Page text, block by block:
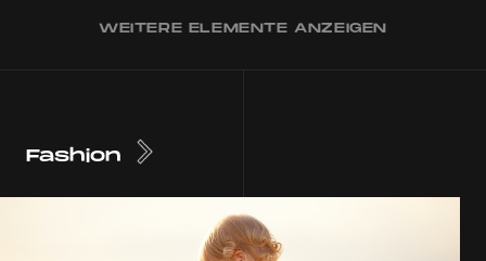
WEITERE ELEMENTE ANZEIGEN
Fashion